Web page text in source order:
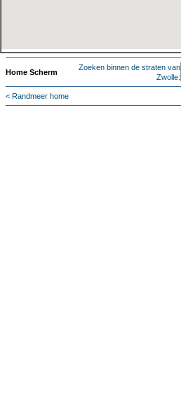
Home Scherm
Zoeken binnen de straten van
Zwolle:
< Randmeer home